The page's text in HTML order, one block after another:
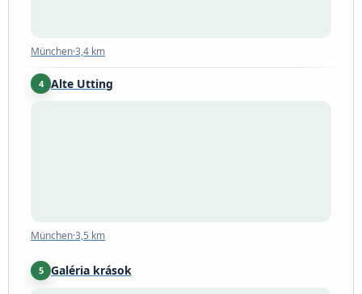
München·3,4 km
4 Alte Utting
München·3,5 km
5 Galéria krások